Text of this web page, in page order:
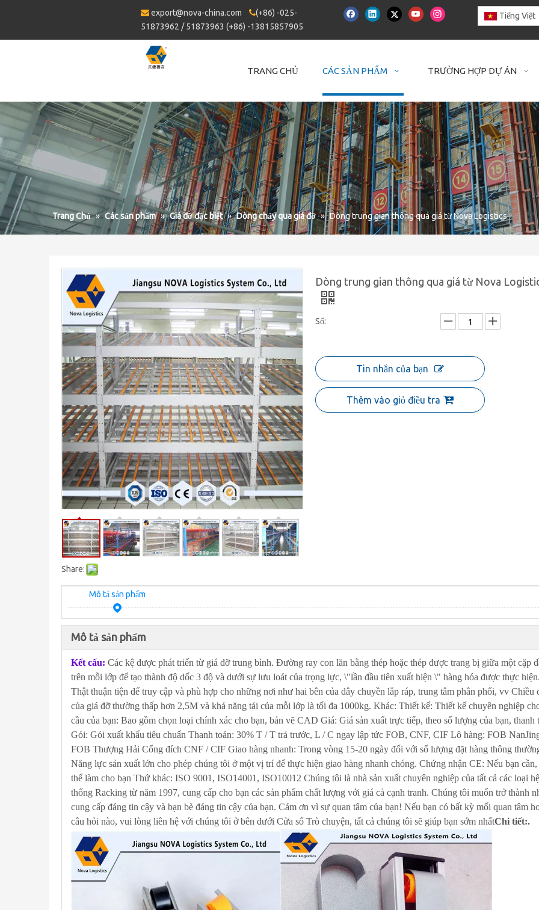
 export@nova-china.com (+86) -025-
51873962 / 51873963 (+86) -13815857905
Tiếng Việt
TRANG CHỦ CÁC SẢN PHẨM TRƯỜNG HỢP DỰ ÁN
Trang Chủ » Các sản phẩm » Giá đỡ đặc biệt » Dòng chảy qua giá đỡ » Dòng trung gian thông qua giá từ Nova Logistics
Share:
Dòng trung gian thông qua giá từ Nova
Số:
Tin nhắn của bạn
Thêm vào giỏ điều tra
Mô tả sản phẩm
Mô tả sản phẩm
Kết cấu: Các kệ được phát triển từ giá đỡ trung bình. Đường ray con lăn bằng thép hoặc thép được trang bị giữa một cặp
trên mỗi lớp để tạo thành độ dốc 3 độ và dưới sự lưu loát của trọng lực, \"lần đầu tiên xuất hiện \" hàng hóa được thực
Thật thuận tiện để truy cập và phù hợp cho những nơi như hai bên của dây chuyền lắp ráp, trung tâm phân phối, vv Chiều
của giá đỡ thường thấp hơn 2,5M và khả năng tải của mỗi lớp là tối đa 1000kg. Khác: Thiết kế: Thiết kế chuyên nghiệp
cầu của bạn: Bao gồm chọn loại chính xác cho bạn, bản vẽ CAD Giá: Giá sản xuất trực tiếp, theo số lượng của bạn, thanh
Gói: Gói xuất khẩu tiêu chuẩn Thanh toán: 30% T / T trả trước, L / C ngay lập tức FOB, CNF, CIF Lô hàng: FOB
FOB Thượng Hải Cổng đích CNF / CIF Giao hàng nhanh: Trong vòng 15-20 ngày đối với số lượng đặt hàng thông
Năng lực sản xuất lớn cho phép chúng tôi ở một vị trí để thực hiện giao hàng nhanh chóng. Chứng nhận CE: Nếu bạn cần,
thể làm cho bạn Thứ khác: ISO 9001, ISO14001, ISO10012 Chúng tôi là nhà sản xuất chuyên nghiệp của tất cả các loại hệ
thống Racking từ năm 1997, cung cấp cho bạn các sản phẩm chất lượng với giá cả cạnh tranh. Chúng tôi muốn trở thành
cung cấp đáng tin cậy và bạn bè đáng tin cậy của bạn. Cám ơn vì sự quan tâm của bạn! Nếu bạn có bất kỳ mối quan tâm
câu hỏi nào, vui lòng liên hệ với chúng tôi ở bên dưới Cửa sổ Trò chuyện, tất cả chúng tôi sẽ giúp bạn sớm nhấtChi tiết:.